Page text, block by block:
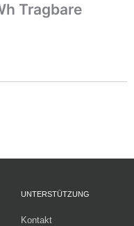
Tragbare
UNTERSTÜTZUNG
Kontakt